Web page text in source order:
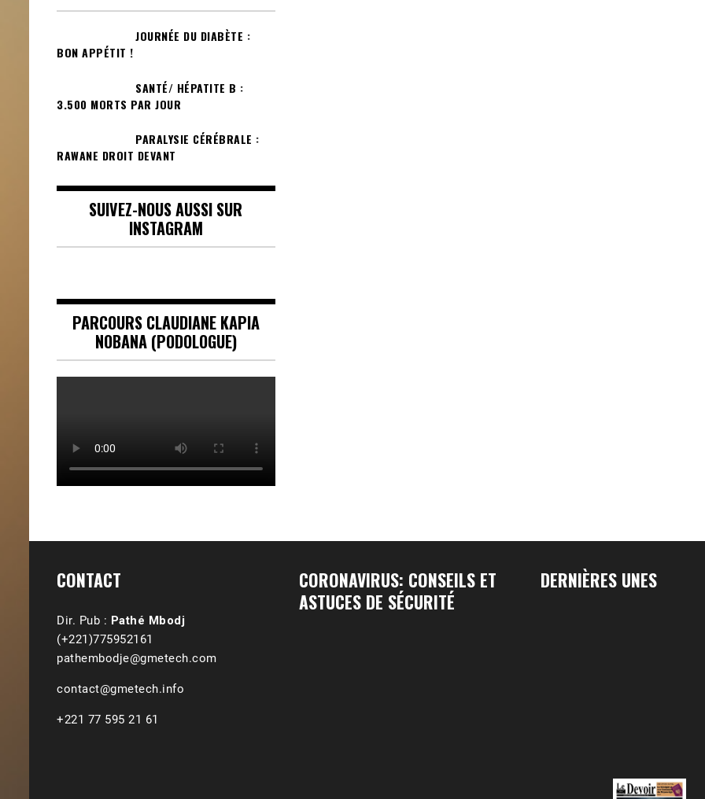
JOURNÉE DU DIABÈTE :
BON APPÉTIT !
SANTÉ/ HÉPATITE B :
3.500 MORTS PAR JOUR
PARALYSIE CÉRÉBRALE :
RAWANE DROIT DEVANT
SUIVEZ-NOUS AUSSI SUR
INSTAGRAM
PARCOURS CLAUDIANE KAPIA
NOBANA (PODOLOGUE)
CONTACT
Dir. Pub : Pathé Mbodj
(+221)775952161
pathembodje@gmetech.com
contact@gmetech.info
+221 77 595 21 61
CORONAVIRUS: CONSEILS ET
ASTUCES DE SÉCURITÉ
DERNIÈRES UNES